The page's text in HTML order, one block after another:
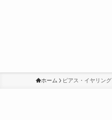
ホーム ピアス・イヤリング